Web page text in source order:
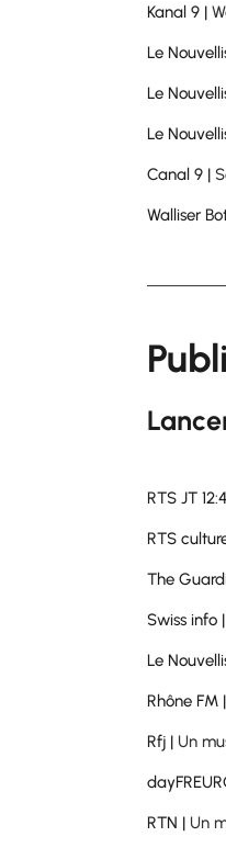
Kanal 9 |
Le
Le
Le
Canal 9 |
Walliser
RTS JT
RTS
The
Swiss info |
Le
Rhône FM |
Rfj | Un
RTN | Un